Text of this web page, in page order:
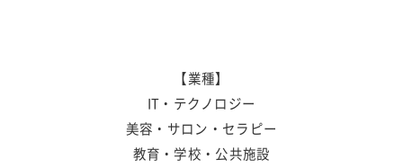
【業種】
IT・テクノロジー
美容・サロン・セラピー
教育・学校・公共施設